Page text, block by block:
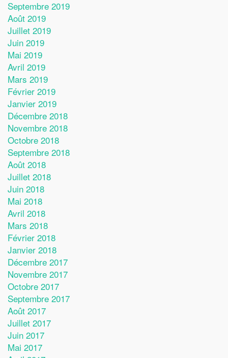
Septembre 2019
Août 2019
Juillet 2019
Juin 2019
Mai 2019
Avril 2019
Mars 2019
Février 2019
Janvier 2019
Décembre 2018
Novembre 2018
Octobre 2018
Septembre 2018
Août 2018
Juillet 2018
Juin 2018
Mai 2018
Avril 2018
Mars 2018
Février 2018
Janvier 2018
Décembre 2017
Novembre 2017
Octobre 2017
Septembre 2017
Août 2017
Juillet 2017
Juin 2017
Mai 2017